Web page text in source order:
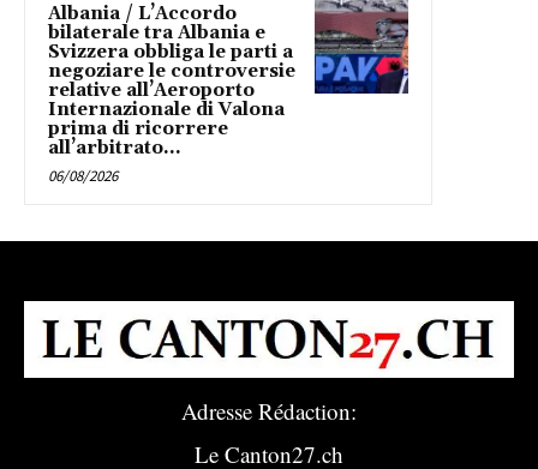
Albania / L’Accordo
bilaterale tra Albania e
Svizzera obbliga le parti a
negoziare le controversie
relative all’Aeroporto
Internazionale di Valona
prima di ricorrere
all’arbitrato...
06/08/2026
Adresse Rédaction:
Le Canton27.ch